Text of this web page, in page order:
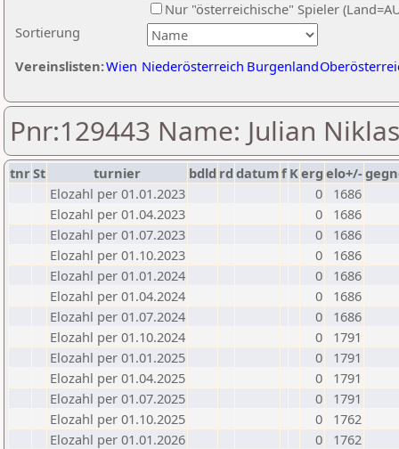
Sortierung
Nur "österreichische" Spieler
Vereinslisten:Wien Niederösterreich Burgenland
Pnr:129443 Name: Julian
tnrSt turnier bdld rd datumf Kerg elo+/-
Elozahl per 01.01.2023
0
1686
Elozahl per 01.04.2023
0
1686
Elozahl per 01.07.2023
0
1686
Elozahl per 01.10.2023
0
1686
Elozahl per 01.01.2024
0
1686
Elozahl per 01.04.2024
0
1686
Elozahl per 01.07.2024
0
1686
Elozahl per 01.10.2024
0
1791
Elozahl per 01.01.2025
0
1791
Elozahl per 01.04.2025
0
1791
Elozahl per 01.07.2025
0
1791
Elozahl per 01.10.2025
0
1762
Elozahl per 01.01.2026
0
1762